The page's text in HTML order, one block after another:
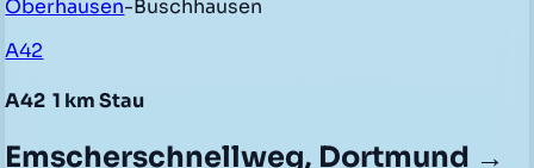
Oberhausen-Buschhausen
A42
A42 1 km Stau
Emscherschnellweg, Dortmund →